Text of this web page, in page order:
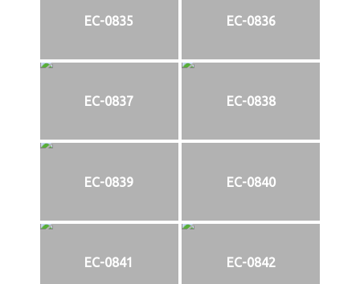
EC-0835 EC-0836
EC-0837 EC-0838
EC-0839 EC-0840
EC-0841 EC-0842